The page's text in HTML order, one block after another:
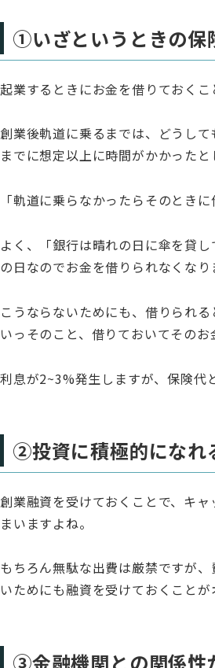
①いざというときの保
起業するときにお金を借りておくこ
創業後軌道に乗るまでは、どうし
までに想定以上に時間がかかった
「軌道に乗らなかったらそのとき
よく、「銀行は晴れの日に傘を貸
の日なのでお金を借りられなくなり
こうならないためにも、借りられ
いっそのこと、借りておいてそのお
利息が2~3%発生しますが、保険代
②投資に積極的になれ
創業融資を受けておくことで、キャ
まいますよね。
もちろん無駄な出費は厳禁ですが
いためにも融資を受けておくことが
③金融機関との関係性